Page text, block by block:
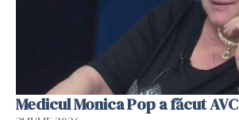
Medicul Monica Pop a făcut AVC